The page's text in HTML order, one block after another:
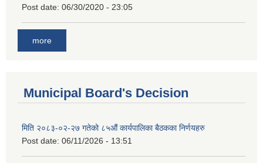
Post date: 06/30/2020 - 23:05
more
Municipal Board's Decision
मिति २०८३-०२-२७ गतेको ८५औं कार्यपालिका बैठकका निर्णयहरु
Post date: 06/11/2026 - 13:51